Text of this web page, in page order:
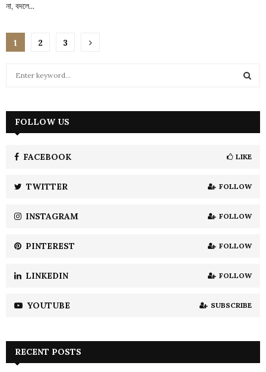
না, বদলে...
Posts
1 2 3
h
H
FOLLOW US
FACEBOOK LIKE
TWITTER FOLLOW
INSTAGRAM FOLLOW
PINTEREST FOLLOW
LINKEDIN FOLLOW
YOUTUBE SUBSCRIBE
RECENT POSTS